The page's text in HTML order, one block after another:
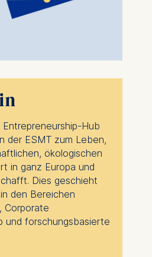
Entrepreneurship-Hub
der ESMT zum Leben,
ökologischen
in ganz Europa und
Dies geschieht
den Bereichen
Corporate
und forschungsbasierte